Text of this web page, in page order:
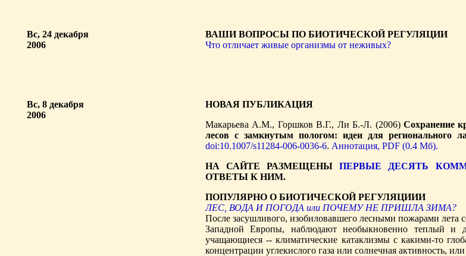
Вс, 24 декабря
2006
ВАШИ ВОПРОСЫ ПО БИОТИЧЕСКОЙ РЕГУЛЯЦИИ
Что отличает живые организмы от неживых?
Вс, 8 декабря
2006
НОВАЯ ПУБЛИКАЦИЯ
Макарьева А.М., Горшков В.Г., Ли Б.-Л. (2006) Сохранение
лесов с замкнутым пологом: идеи для регионального
doi:10.1007/s11284-006-0036-6. Аннотация, PDF (0.4 Мб).
НА САЙТЕ РАЗМЕЩЕНЫПЕРВЫЕ ДЕСЯТЬ
ОТВЕТЫ К НИМ.
ПОПУЛЯРНО О БИОТИЧЕСКОЙ РЕГУЛЯЦИИИ
ЛЕС, ВОДА И ПОГОДА или ПОЧЕМУ НЕ ПРИШЛА ЗИМА?
После засушливого, изобиловавшего лесными пожарами лета
Западной Европы, наблюдают необыкновенно теплый
учащающиеся -- климатические катаклизмы с какими-то
концентрации углекислого газа или солнечная активность,